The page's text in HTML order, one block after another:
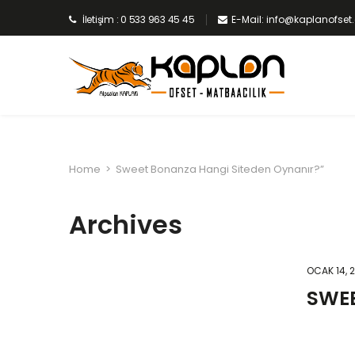
İletişim : 0 533 963 45 45 E-Mail:
Home > Sweet Bonanza Hangi Siteden Oynanır?”
Archives
OCAK 14,